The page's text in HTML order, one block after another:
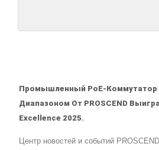
Промышленный PoE-
Диапазоном От PROSCEND
Excellence 2025.
Центр новостей и событий